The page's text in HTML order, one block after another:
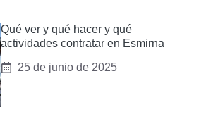
Qué ver y qué hacer y qué
actividades contratar en Esmirna
25 de junio de 2025